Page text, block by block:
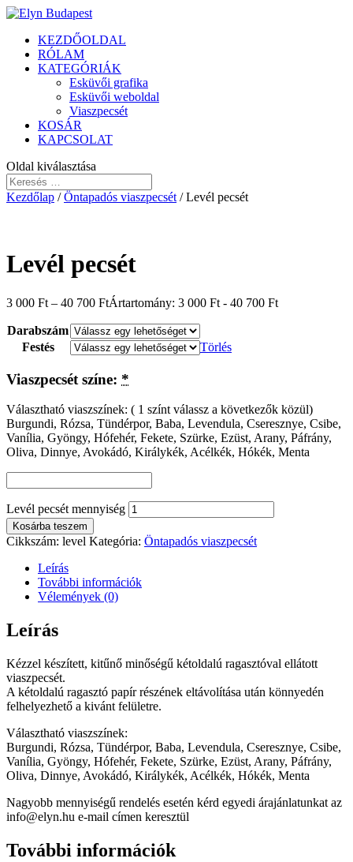
KEZDŐOLDAL
RÓLAM
KATEGÓRIÁK
Esküvői grafika
Esküvői weboldal
Viaszpecsét
KOSÁR
KAPCSOLAT
Oldal kiválasztása
Kezdőlap /Öntapadós viaszpecsét / Levél pecsét
Levél pecsét
3 000 Ft – 40 700 FtÁrtartomány: 3 000 Ft - 40 700 Ft
Darabszám
Festés
Törlés
Viaszpecsét színe: *
Választható viaszszínek: ( 1 színt válassz a következők közül)
Burgundi, Rózsa, Tündérpor, Baba, Levendula, Cseresznye, Csibe,
Vanília, Gyöngy, Hófehér, Fekete, Szürke, Ezüst, Arany, Páfrány,
Oliva, Dinnye, Avokádó, Királykék, Acélkék, Hókék, Menta
Levél pecsét mennyiség
Kosárba teszem
Cikkszám: level Kategória: Öntapadós viaszpecsét
Leírás
További információk
Vélemények (0)
Leírás
Kézzel készített, kitűnő minőségű kétoldalú ragasztóval ellátott
viaszpecsét.
A kétoldalú ragasztó papír részének eltávolítása után könnyedén
felhelyezhető a kivánt felületre.
Választható viaszszínek:
Burgundi, Rózsa, Tündérpor, Baba, Levendula, Cseresznye, Csibe,
Vanília, Gyöngy, Hófehér, Fekete, Szürke, Ezüst, Arany, Páfrány,
Oliva, Dinnye, Avokádó, Királykék, Acélkék, Hókék, Menta
Nagyobb mennyiségű rendelés esetén kérd egyedi árajánlatunkat az
info@elyn.hu e-mail címen keresztül
További információk